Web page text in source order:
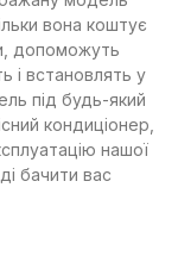
вона коштує
допоможуть
і встановлять у
під будь-який
кондиціонер,
нашої
бачити вас